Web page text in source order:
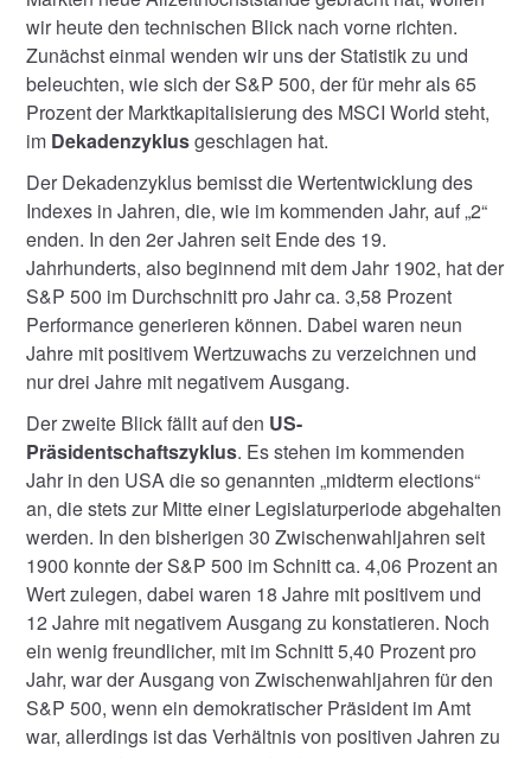
wir heute den technischen Blick nach vorne richten.
Zunächst einmal wenden wir uns der Statistik zu und
beleuchten, wie sich der S&P 500, der für mehr als 65
Prozent der Marktkapitalisierung des MSCI World steht,
im Dekadenzyklusgeschlagen hat.
Der Dekadenzyklus bemisst die Wertentwicklung des
Indexes in Jahren, die, wie im kommenden Jahr, auf „2“
enden. In den 2er Jahren seit Ende des 19.
Jahrhunderts, also beginnend mit dem Jahr 1902, hat der
S&P 500 im Durchschnitt pro Jahr ca. 3,58 Prozent
Performance generieren können. Dabei waren neun
Jahre mit positivem Wertzuwachs zu verzeichnen und
nur drei Jahre mit negativem Ausgang.
Der zweite Blick fällt auf den US-
Präsidentschaftszyklus. Es stehen im kommenden
Jahr in den USA die so genannten „midterm elections“
an, die stets zur Mitte einer Legislaturperiode abgehalten
werden. In den bisherigen 30 Zwischenwahljahren seit
1900 konnte der S&P 500 im Schnitt ca. 4,06 Prozent an
Wert zulegen, dabei waren 18 Jahre mit positivem und
12 Jahre mit negativem Ausgang zu konstatieren. Noch
ein wenig freundlicher, mit im Schnitt 5,40 Prozent pro
Jahr, war der Ausgang von Zwischenwahljahren für den
S&P 500, wenn ein demokratischer Präsident im Amt
war, allerdings ist das Verhältnis von positiven Jahren zu